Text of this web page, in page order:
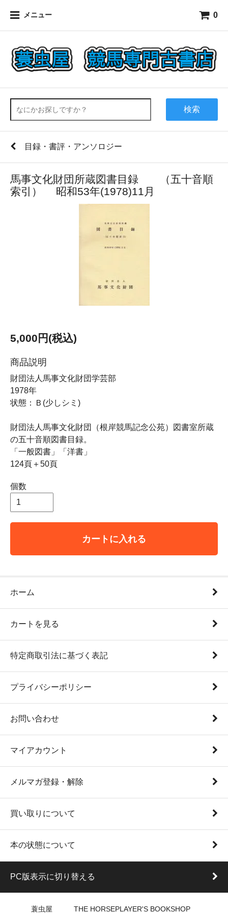
メニュー 0
検索
目録・書評・アンソロジー
馬事文化財団所蔵図書目録 （五十音順
索引） 昭和53年(1978)11月
5,000円(税込)
商品説明
財団法人馬事文化財団学芸部
1978年
状態：Ｂ(少しシミ)
財団法人馬事文化財団（根岸競馬記念公苑）図書室所蔵
の五十音順図書目録。
「一般図書」「洋書」
124頁＋50頁
個数
カートに入れる
ホーム
カートを見る
特定商取引法に基づく表記
プライバシーポリシー
お問い合わせ
マイアカウント
メルマガ登録・解除
買い取りについて
本の状態について
PC版表示に切り替える
蓑虫屋 THE HORSEPLAYER'S BOOKSHOP